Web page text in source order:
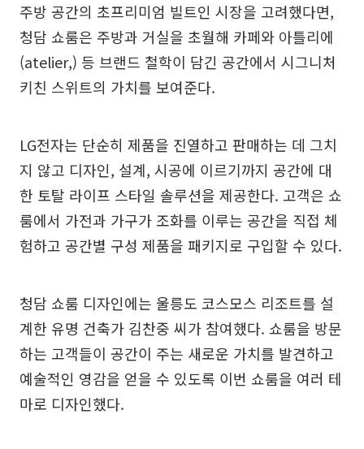
주방 공간의 초프리미엄 빌트인 시장을 고려했다면,
청담 쇼룸은 주방과 거실을 초월해 카페와 아틀리에
(atelier,) 등 브랜드 철학이 담긴 공간에서 시그니처
키친 스위트의 가치를 보여준다.
LG전자는 단순히 제품을 진열하고 판매하는 데 그치
지 않고 디자인, 설계, 시공에 이르기까지 공간에 대
한 토탈 라이프 스타일 솔루션을 제공한다. 고객은 쇼
룸에서 가전과 가구가 조화를 이루는 공간을 직접 체
험하고 공간별 구성 제품을 패키지로 구입할 수 있다.
청담 쇼룸 디자인에는 울릉도 코스모스 리조트를 설
계한 유명 건축가 김찬중 씨가 참여했다. 쇼룸을 방문
하는 고객들이 공간이 주는 새로운 가치를 발견하고
예술적인 영감을 얻을 수 있도록 이번 쇼룸을 여러 테
마로 디자인했다.